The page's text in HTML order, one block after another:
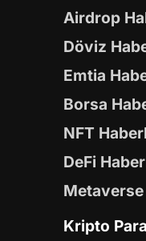
Airdrop
Döviz
Emtia
Borsa
NFT
DeFi
Kripto